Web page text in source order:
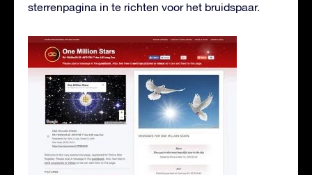
sterrenpagina in te richten voor het bruidspaar.